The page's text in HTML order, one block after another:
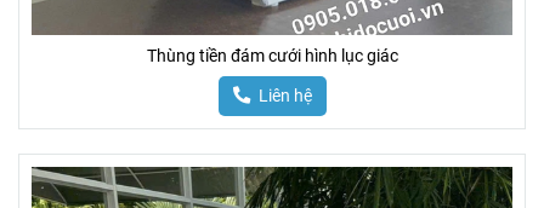
Thùng tiền đám cưới hình lục giác
Liên hệ